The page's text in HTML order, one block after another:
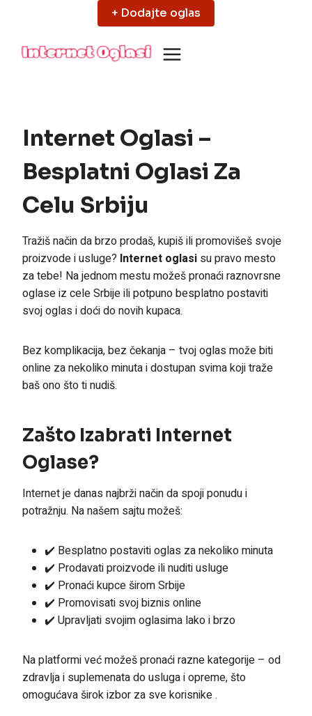
content
+ Dodajte oglas
Internet Oglasi –
Besplatni Oglasi Za
Celu Srbiju
Tražiš način da brzo prodaš, kupiš ili promovišeš svoje
proizvode i usluge? Internet oglasi su pravo mesto
za tebe! Na jednom mestu možeš pronaći raznovrsne
oglase iz cele Srbije ili potpuno besplatno postaviti
svoj oglas i doći do novih kupaca.
Bez komplikacija, bez čekanja – tvoj oglas može biti
online za nekoliko minuta i dostupan svima koji traže
baš ono što ti nudiš.
Zašto Izabrati Internet
Oglase?
Internet je danas najbrži način da spoji ponudu i
potražnju. Na našem sajtu možeš:
✔️ Besplatno postaviti oglas za nekoliko minuta
✔️ Prodavati proizvode ili nuditi usluge
✔️ Pronaći kupce širom Srbije
✔️ Promovisati svoj biznis online
✔️ Upravljati svojim oglasima lako i brzo
Na platformi već možeš pronaći razne kategorije – od
zdravlja i suplemenata do usluga i opreme, što
omogućava širok izbor za sve korisnike .